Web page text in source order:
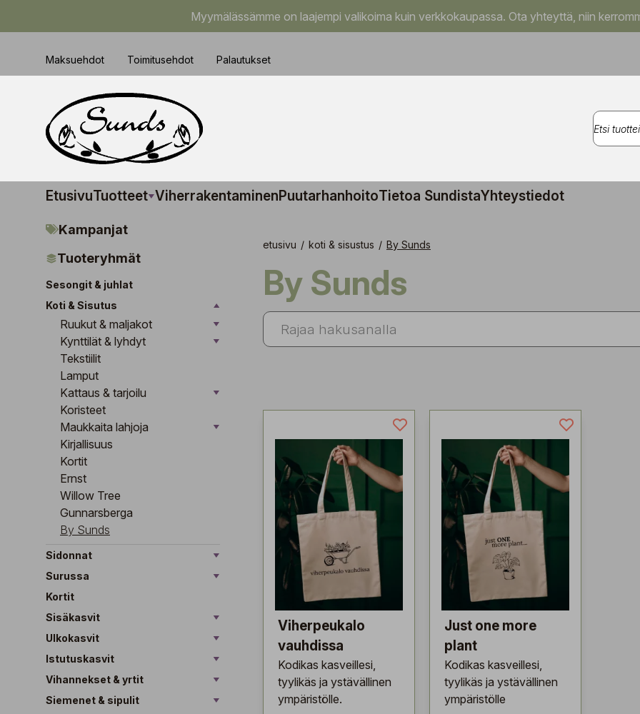
Myymälässämme on laajempi valikoima kuin verkkokaupassa. Ota yhteyttä, niin
Maksuehdot Toimitusehdot Palautukset
EtusivuTuotteet ViherrakentaminenPuutarhanhoitoTietoa SundistaYhteystiedot
Kampanjat
Tuoteryhmät
Sesongit & juhlat
Koti & Sisutus
Ruukut & maljakot
Kynttilät & lyhdyt
Tekstiilit
Lamput
Kattaus & tarjoilu
Koristeet
Maukkaita lahjoja
Kirjallisuus
Kortit
Ernst
Willow Tree
Gunnarsberga
By Sunds
Sidonnat
Surussa
Kortit
Sisäkasvit
Ulkokasvit
Istutuskasvit
Vihannekset & yrtit
Siemenet & sipulit
etusivu / koti & sisustus / By Sunds
By Sunds
Viherpeukalo
vauhdissa
Kodikas kasveillesi,
tyylikäs ja ystävällinen
ympäristölle.
Just one more
plant
Kodikas kasveillesi,
tyylikäs ja ystävällinen
ympäristölle